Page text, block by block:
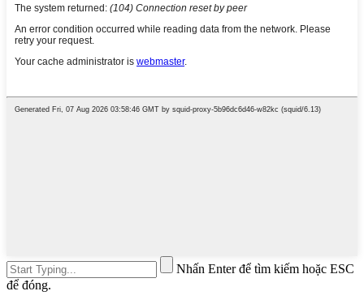
Nhấn Enter để tìm kiếm hoặc ESC
để đóng.